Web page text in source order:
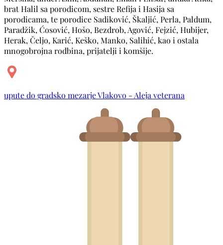
brat Halil sa porodicom, sestre Refija i Hasija sa
porodicama, te porodice Sadiković, Škaljić, Perla, Paldum,
Paradžik, Ćosović, Hošo, Bezdrob, Agović, Fejzić, Hubijer,
Herak, Čeljo, Karić, Keško, Manko, Salihić, kao i ostala
mnogobrojna rodbina, prijatelji i komšije.
upute do gradsko mezarje Vlakovo - Aleja veterana